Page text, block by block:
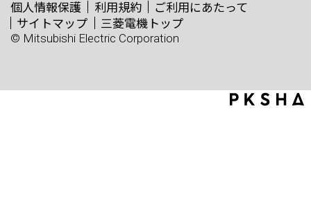
個人情報保護 利用規約
ご利用にあたって
サイトマップ
三菱電機トップ
© Mitsubishi Electric Corporation